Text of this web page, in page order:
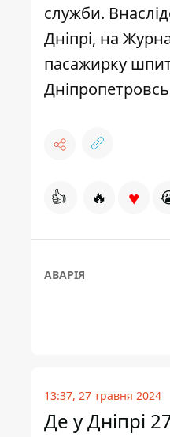
служби.
Дніпрі, на
пасажирку
👍 🔥 ♥
АВАРІЯ
13:37, 27 травня 2024
Де у Дніпрі